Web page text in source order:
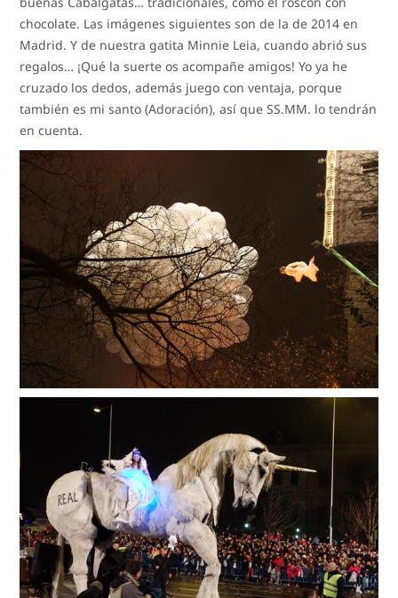
chocolate. Las imágenes siguientes son de la de 2014 en
Madrid. Y de nuestra gatita Minnie Leia, cuando abrió sus
regalos… ¡Qué la suerte os acompañe amigos! Yo ya he
cruzado los dedos, además juego con ventaja, porque
también es mi santo (Adoración), así que SS.MM. lo tendrán
en cuenta.